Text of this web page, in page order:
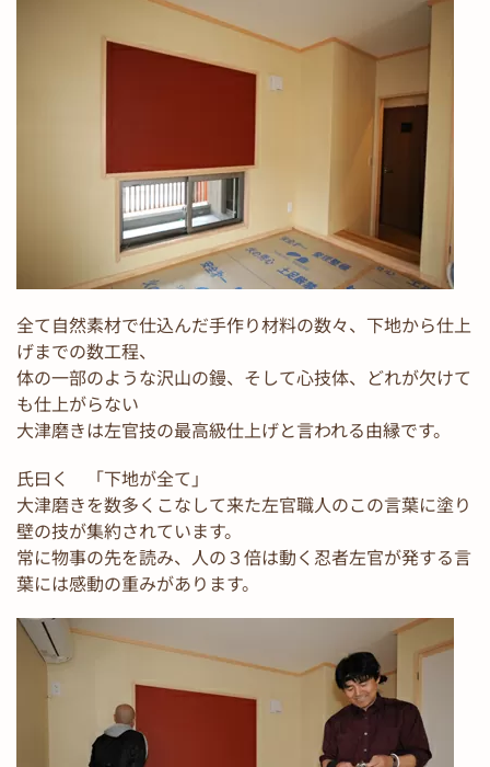
全て自然素材で仕込んだ手作り材料の数々、下地から仕上
げまでの数工程、
体の一部のような沢山の鏝、そして心技体、どれが欠けて
も仕上がらない
大津磨きは左官技の最高級仕上げと言われる由縁です。
氏曰く 「下地が全て」
大津磨きを数多くこなして来た左官職人のこの言葉に塗り
壁の技が集約されています。
常に物事の先を読み、人の３倍は動く忍者左官が発する言
葉には感動の重みがあります。